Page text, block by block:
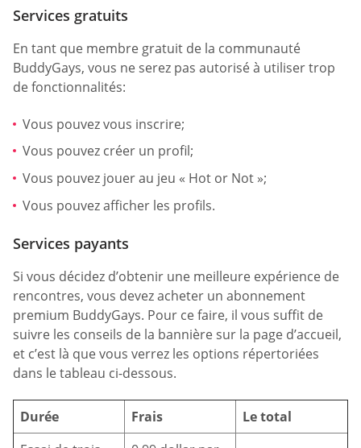
Services gratuits
En tant que membre gratuit de la communauté
BuddyGays, vous ne serez pas autorisé à utiliser trop
de fonctionnalités:
Vous pouvez vous inscrire;
Vous pouvez créer un profil;
Vous pouvez jouer au jeu « Hot or Not »;
Vous pouvez afficher les profils.
Services payants
Si vous décidez d’obtenir une meilleure expérience de
rencontres, vous devez acheter un abonnement
premium BuddyGays. Pour ce faire, il vous suffit de
suivre les conseils de la bannière sur la page d’accueil,
et c’est là que vous verrez les options répertoriées
dans le tableau ci-dessous.
Durée Frais
Le total